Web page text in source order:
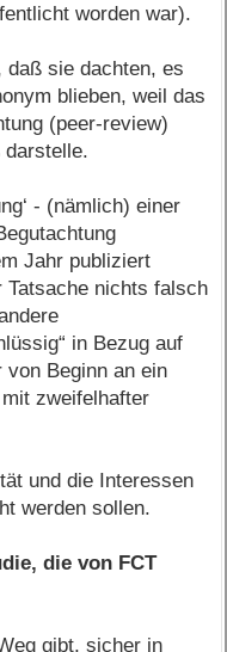
worden war).
daß sie dachten, es
blieben, weil das
(peer-review)
darstelle.
- (nämlich) einer
Jahr publiziert
Tatsache nichts falsch
in Bezug auf
Beginn an ein
zweifelhafter
und die Interessen
werden sollen.
die von FCT
gibt, sicher in